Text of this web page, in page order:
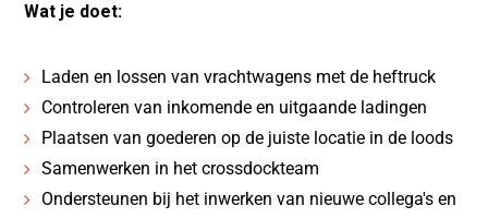
Wat je doet:
Laden en lossen van vrachtwagens met de heftruck
Controleren van inkomende en uitgaande ladingen
Plaatsen van goederen op de juiste locatie in de loods
Samenwerken in het crossdockteam
Ondersteunen bij het inwerken van nieuwe collega's en